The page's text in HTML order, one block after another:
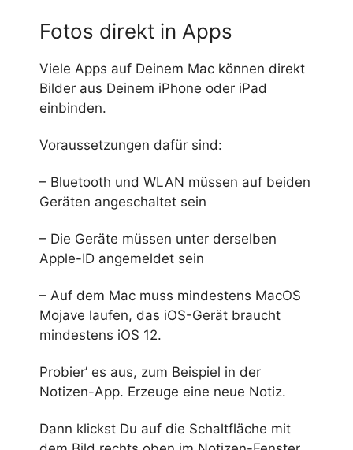
Fotos direkt in Apps
Viele Apps auf Deinem Mac können direkt
Bilder aus Deinem iPhone oder iPad
einbinden.
Voraussetzungen dafür sind:
– Bluetooth und WLAN müssen auf beiden
Geräten angeschaltet sein
– Die Geräte müssen unter derselben
Apple-ID angemeldet sein
– Auf dem Mac muss mindestens MacOS
Mojave laufen, das iOS-Gerät braucht
mindestens iOS 12.
Probier’ es aus, zum Beispiel in der
Notizen-App. Erzeuge eine neue Notiz.
Dann klickst Du auf die Schaltfläche mit